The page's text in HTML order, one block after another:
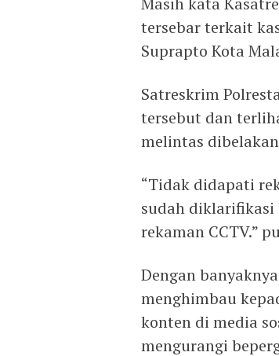
tersebar terkait
Suprapto Kota
Satreskrim
tersebut dan
melintas
“Tidak didapati
sudah diklarifikasi
rekaman CCTV.”
Dengan
menghimbau
konten di media
mengurangi